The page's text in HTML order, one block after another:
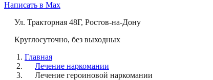
Написать в Max
Ул. Тракторная 48Г, Ростов-на-Дону
Круглосуточно, без выходных
Главная
Лечение наркомании
Лечение героиновой наркомании